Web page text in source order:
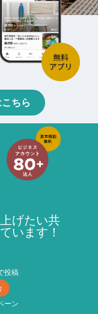
ちら
げたい共
います！
投稿
ーン